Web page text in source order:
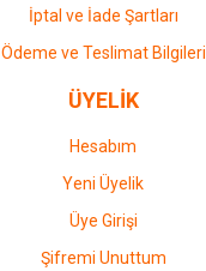
İptal ve İade Şartları
Ödeme ve Teslimat Bilgileri
ÜYELİK
Hesabım
Yeni Üyelik
Üye Girişi
Şifremi Unuttum